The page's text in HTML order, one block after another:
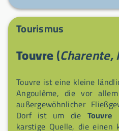
heißt Sie der Platz
mit leichtem Herzen
Tourismus
Touvre(
Touvre ist eine kleine
Angoulême, die vor
außergewöhnlicher
Dorf ist um die Touvre
karstige Quelle, die einen